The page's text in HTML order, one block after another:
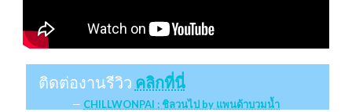
ติดต่องานรีวิว คลิกที่นี่
CHILLWONPAI : ชิลวนไป by แพนด้าบวมน้ำ